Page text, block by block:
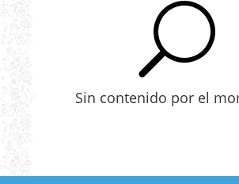
U
Sin contenido por el